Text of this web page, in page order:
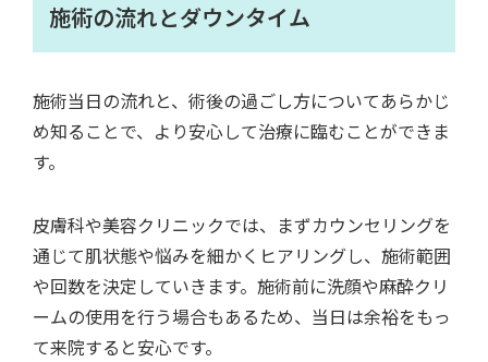
施術の流れとダウンタイム
施術当日の流れと、術後の過ごし方についてあらかじ
め知ることで、より安心して治療に臨むことができま
す。
皮膚科や美容クリニックでは、まずカウンセリングを
通じて肌状態や悩みを細かくヒアリングし、施術範囲
や回数を決定していきます。施術前に洗顔や麻酔クリ
ームの使用を行う場合もあるため、当日は余裕をもっ
て来院すると安心です。